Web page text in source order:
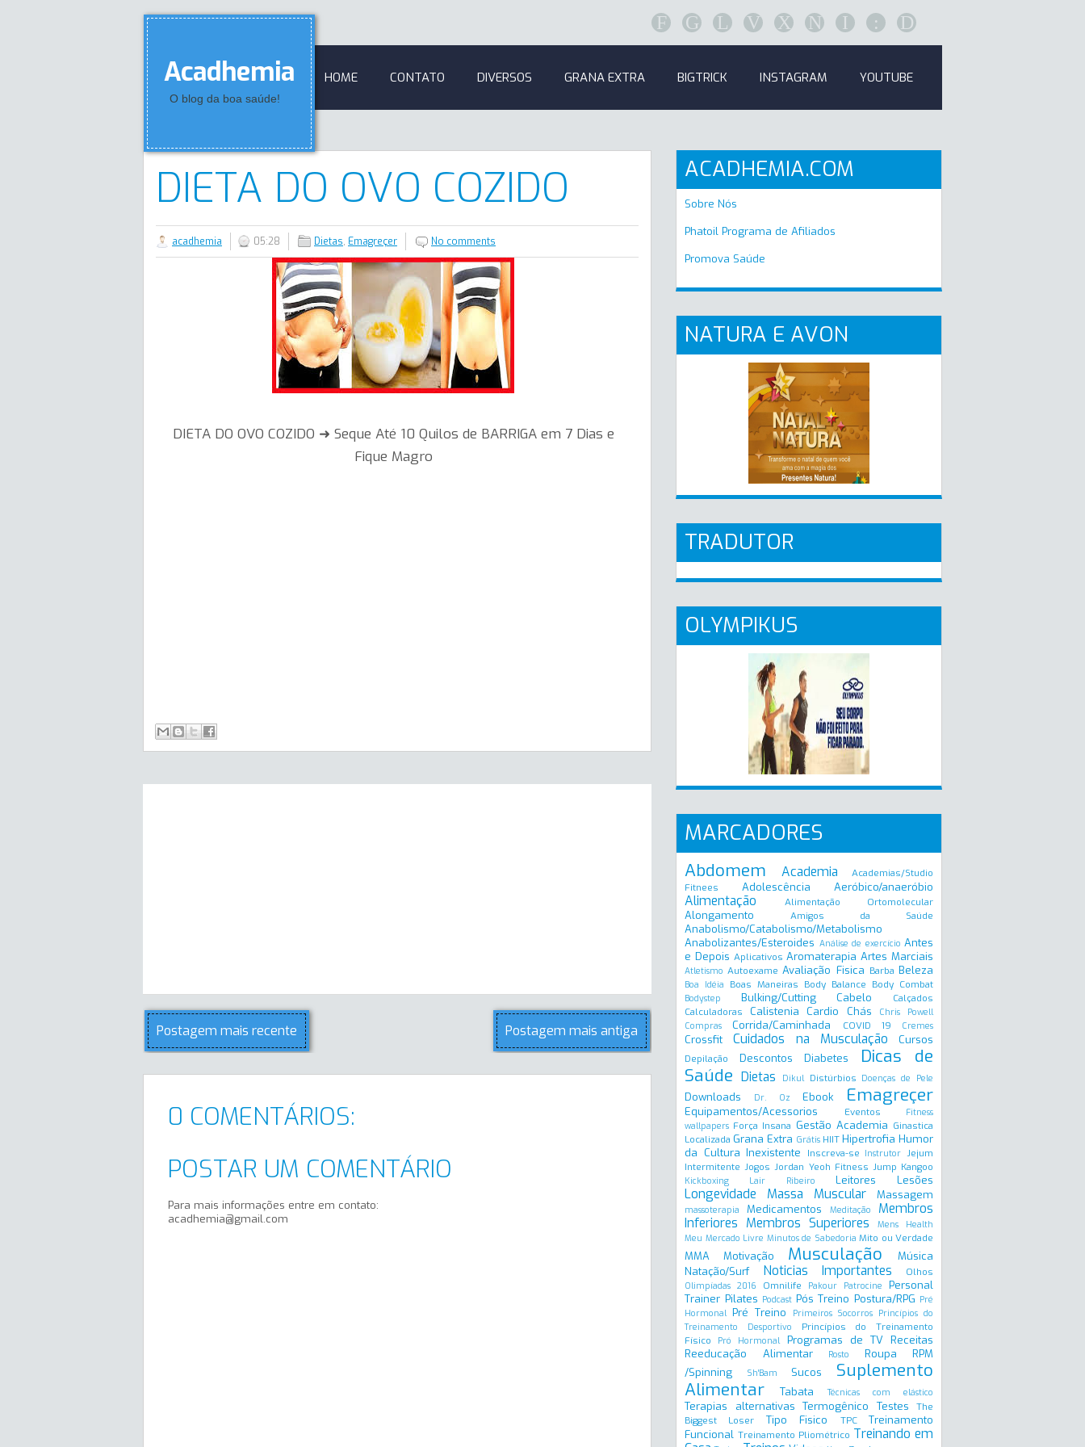
F G L V X N I : D
Acadhemia
O blog da boa saúde!
HOME CONTATO DIVERSOS GRANA EXTRA BIGTRICK INSTAGRAM YOUTUBE
DIETA DO OVO COZIDO
acadhemia 05:28 Dietas, Emagreçer No comments
DIETA DO OVO COZIDO ➜ Seque Até 10 Quilos de BARRIGA em 7 Dias e
Fique Magro
Postagem mais recente Postagem mais antiga
0 COMENTÁRIOS:
POSTAR UM COMENTÁRIO
Para mais informações entre em contato:
acadhemia@gmail.com
ACADHEMIA.COM
Sobre Nós
Phatoil Programa de Afiliados
Promova Saúde
NATURA E AVON
TRADUTOR
OLYMPIKUS
MARCADORES
Abdomem Academia
Academias/Studio
Fitnees
Adolescência Aeróbico/anaeróbio
Alimentação Alimentação Ortomolecular
Alongamento Amigos da Saúde
Anabolismo/Catabolismo/Metabolismo
Anabolizantes/Esteroides Análise de exercício Antes
e Depois Aplicativos Aromaterapia Artes Marciais
Atletismo Autoexame Avaliação Fisica Barba Beleza
Boa Idéia Boas Maneiras Body Balance Body Combat
Bodystep Bulking/Cutting Cabelo
Calçados
Calculadoras
Calistenia Cardio Chás
Chris Powell
Compras
Corrida/Caminhada COVID 19 Cremes
Crossfit Cuidados na Musculação Cursos
Depilação Descontos Diabetes
Dicas de
Saúde Dietas Dikul Distúrbios Doenças de Pele
Downloads Dr. Oz Ebook Emagreçer
Equipamentos/Acessorios Eventos
Fitness
wallpapers Força Insana Gestão Academia Ginastica
Localizada Grana Extra Grátis HIITHipertrofia Humor
da Cultura Inexistente
Inscreva-se Instrutor Jejum
Intermitente Jogos Jordan Yeoh Fitness Jump Kangoo
Kickboxing Lair Ribeiro Leitores Lesões
Longevidade Massa Muscular Massagem
massoterapia Medicamentos Meditação
Membros
Inferiores Membros Superiores
Mens Health
Meu Mercado Livre Minutos de Sabedoria Mito ou Verdade
MMA Motivação Musculação
Música
Natação/Surf
Noticias Importantes Olhos
Olimpíadas 2016 Omnilife Pakour Patrocine
Personal
Trainer Pilates Podcast Pós Treino Postura/RPG Pré
Hormonal Pré Treino Primeiros Socorros
Princípios do
Treinamento Desportivo
Princípios do Treinamento
Físico
Pró Hormonal Programas de TV Receitas
Reeducação Alimentar
Rosto Roupa
RPM
/Spinning
Sh'Bam Sucos
Suplemento
Alimentar
Tabata Técnicas com elástico
Terapias alternativas Termogênico Testes
The
Biggest Loser
Tipo Fisico TPC
Treinamento
Funcional Treinamento Pliométrico Treinando em